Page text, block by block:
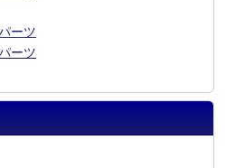
ーツ
ーツ